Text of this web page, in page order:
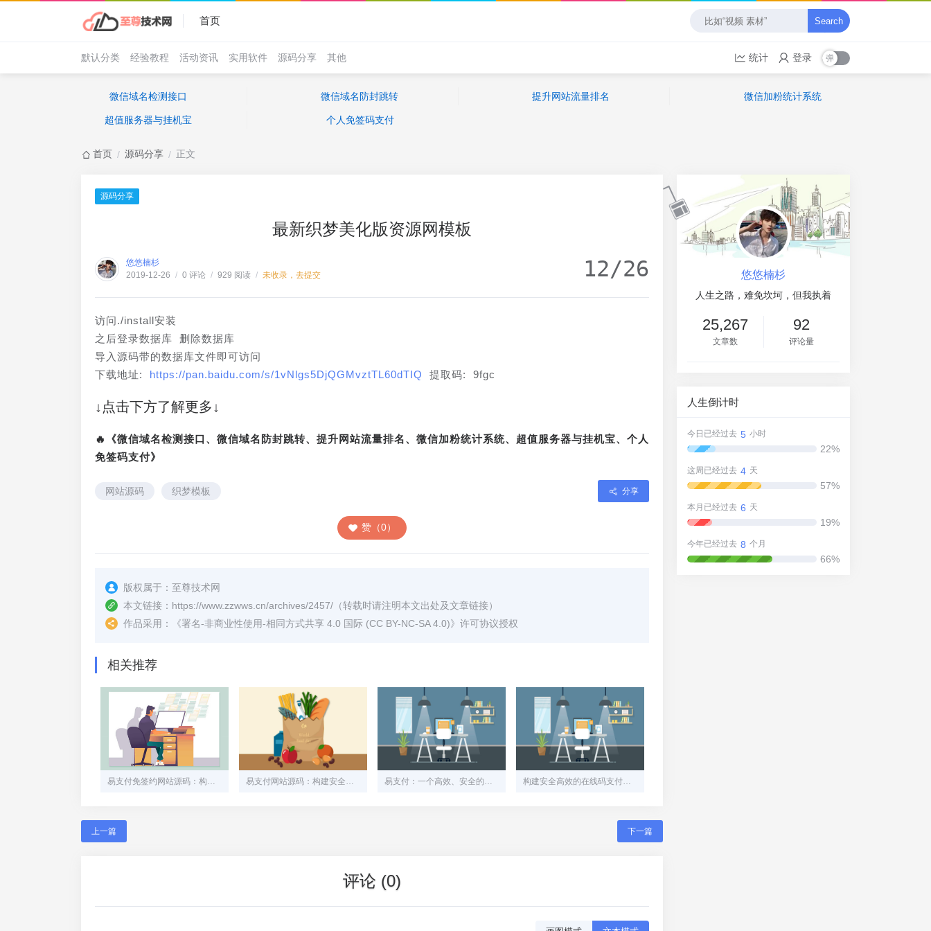
首页 Search
默认分类 经验教程 活动资讯 实用软件 源码分享 其他 统计 登录
微信域名检测接口 微信域名防封跳转 提升网站流量排名 微信加粉统计系统
超值服务器与挂机宝 个人免签码支付
首页 / 源码分享 / 正文
源码分享
最新织梦美化版资源网模板
悠悠楠杉
2019-12-26 / 0 评论 / 929 阅读 / 未收录，去提交 12/26
访问./install安装
之后登录数据库 删除数据库
导入源码带的数据库文件即可访问
下载地址: https://pan.baidu.com/s/1vNlgs5DjQGMvztTL60dTIQ 提取码: 9fgc
↓点击下方了解更多↓
🔥《微信域名检测接口、微信域名防封跳转、提升网站流量排名、微信加粉统计系统、超值服务器与挂机宝、个人
免签码支付》
网站源码 织梦模板 分享
赞（0）
版权属于： 至尊技术网
本文链接： https://www.zzwws.cn/archives/2457/ （转载时请注明本文出处及文章链接）
作品采用：
《署名-非商业性使用-相同方式共享 4.0 国际 (CC BY-NC-SA 4.0)》许可协议授权
相关推荐
易支付免签约网站源码：构建安全高效的在线支付平台 易支付网站源码：构建安全、高效的在线支付解决方案 易支付：一个高效、安全的在线支付系统解决方案 构建安全高效的在线码支付平台：从零到一的技术指南
上一篇 下一篇
评论 (0)
悠悠楠杉
人生之路，难免坎坷，但我执着
25,267
文章数
92
评论量
人生倒计时
今日已经过去 5 小时
22%
这周已经过去 4 天
57%
本月已经过去 6 天
19%
今年已经过去 8 个月
66%